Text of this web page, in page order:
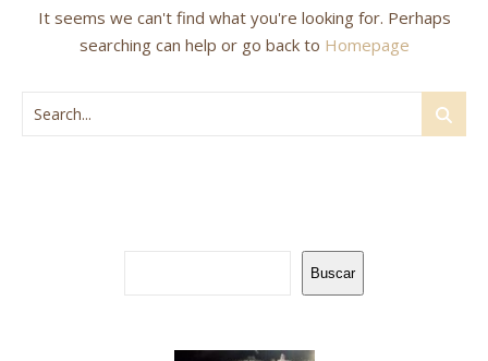
It seems we can't find what you're looking for. Perhaps
searching can help or go back to Homepage
Buscar